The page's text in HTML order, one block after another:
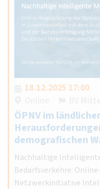
18.12.2025 17:00
ÖPNV im
demografischen
Nachhaltige
Bedarfsverkehre:
Netzwerkinitiative